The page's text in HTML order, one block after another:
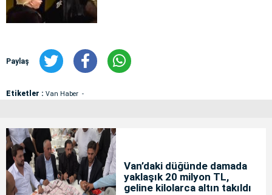
Paylaş
Etiketler : Van Haber
Van’daki düğünde damada
yaklaşık 20 milyon TL,
geline kilolarca altın takıldı